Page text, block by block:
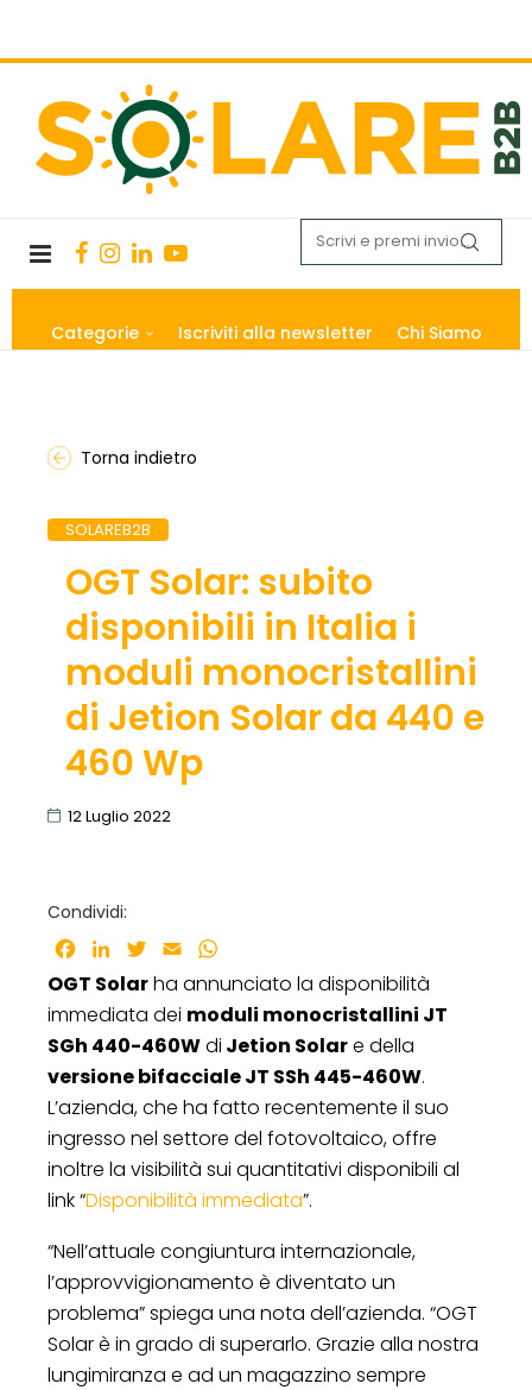
Categorie Iscriviti alla newsletter Chi Siamo
Torna indietro
SOLAREB2B
OGT Solar: subito
disponibili in Italia i
moduli monocristallini
di Jetion Solar da 440 e
460 Wp
12 Luglio 2022
Condividi:
Facebook
LinkedInTwitter
Email
OGT Solarha annunciato la disponibilità
immediata dei moduli monocristallini JT
SGh 440-460Wdi Jetion Solare della
versione bifacciale JT SSh 445-460W.
L’azienda, che ha fatto recentemente il suo
ingresso nel settore del fotovoltaico, offre
inoltre la visibilità sui quantitativi disponibili al
link “Disponibilità immediata”.
“Nell’attuale congiuntura internazionale,
l’approvvigionamento è diventato un
problema” spiega una nota dell’azienda. “OGT
Solar è in grado di superarlo. Grazie alla nostra
lungimiranza e ad un magazzino sempre